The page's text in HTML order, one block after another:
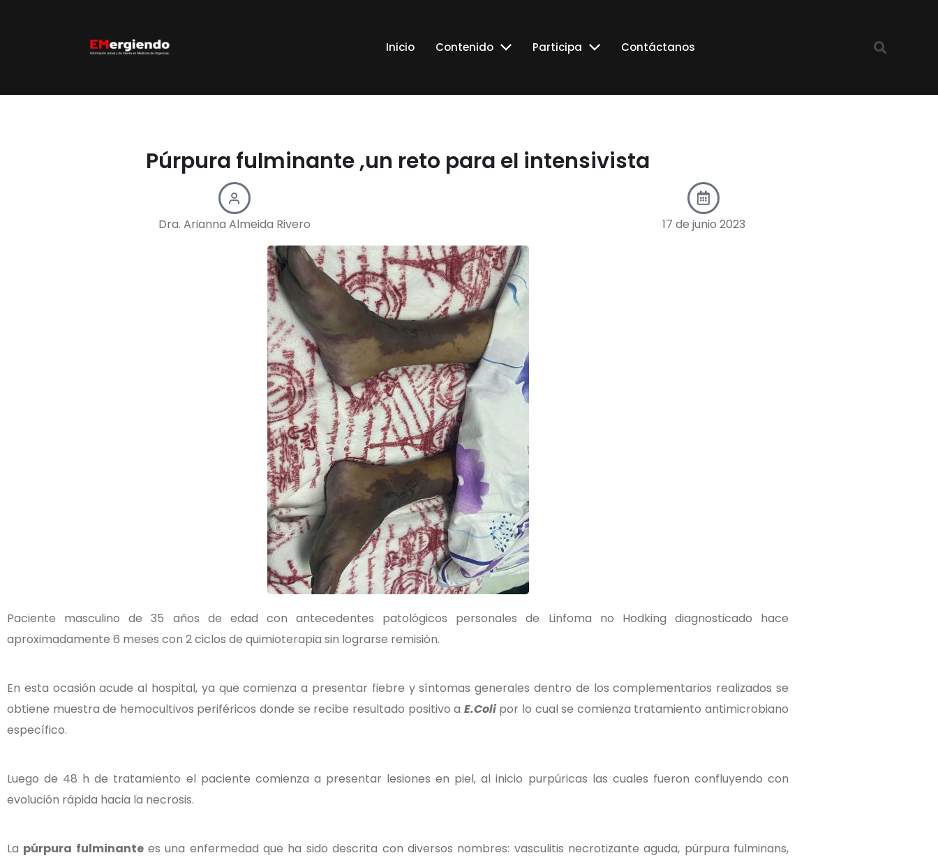
Inicio Contenido Participa Contáctanos
Púrpura fulminante ,un reto para el intensivista
Dra. Arianna Almeida Rivero 17 de junio 2023
Paciente masculino de 35 años de edad con antecedentes patológicos personales de Linfoma no Hodking diagnosticado hace
aproximadamente 6 meses con 2 ciclos de quimioterapia sin lograrse remisión.
En esta ocasión acude al hospital, ya que comienza a presentar fiebre y síntomas generales dentro de los complementarios realizados se
obtiene muestra de hemocultivos periféricos donde se recibe resultado positivo a E.Colipor lo cual se comienza tratamiento antimicrobiano
específico.
Luego de 48 h de tratamiento el paciente comienza a presentar lesiones en piel, al inicio purpúricas las cuales fueron confluyendo con
evolución rápida hacia la necrosis.
La púrpura fulminantees una enfermedad que ha sido descrita con diversos nombres: vasculitis necrotizante aguda, púrpura fulminans,